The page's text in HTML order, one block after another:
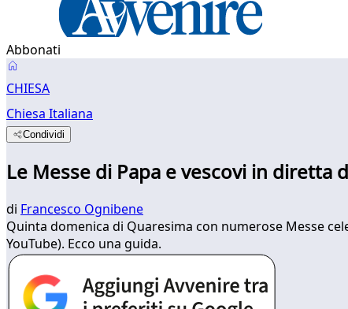
Abbonati
CHIESA
Chiesa Italiana
Condividi
Le Messe di Papa e vescovi in diretta
di Francesco Ognibene
Quinta domenica di Quaresima con numerose Messe
YouTube). Ecco una guida.